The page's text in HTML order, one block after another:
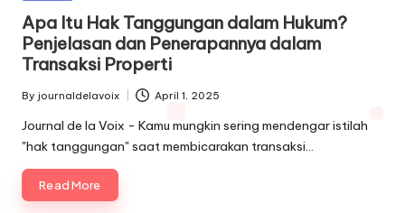
Apa Itu Hak Tanggungan dalam Hukum?
Penjelasan dan Penerapannya dalam
Transaksi Properti
Posted
by
By journaldelavoix April 1, 2025
Journal de la Voix - Kamu mungkin sering mendengar istilah
"hak tanggungan" saat membicarakan transaksi…
Read More